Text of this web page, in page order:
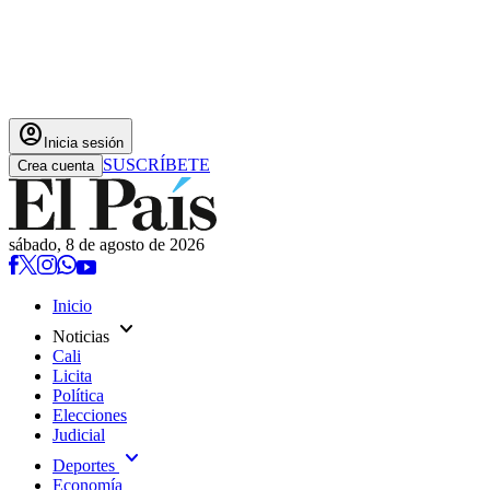
account_circle Inicia sesión
Crea cuenta SUSCRÍBETE
sábado, 8 de agosto de 2026
Inicio
Noticias expand_more
Cali
Licita
Política
Elecciones
Judicial
Deportes expand_more
Economía